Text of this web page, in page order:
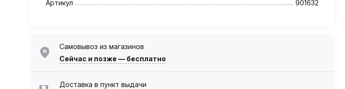
Артикул
901632
Самовывоз из магазинов
Сейчас и позже — бесплатно
Доставка в пункт выдачи